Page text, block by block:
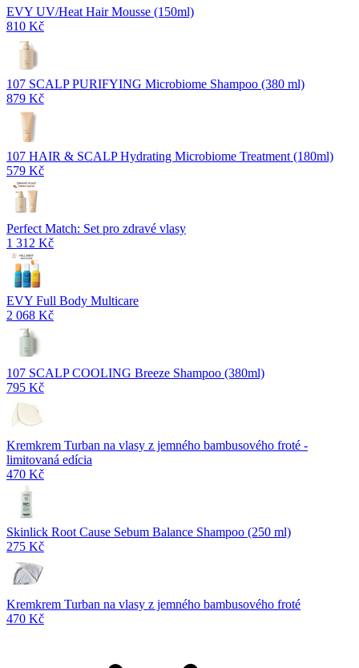
EVY UV/Heat Hair Mousse (150ml)
810 Kč
107 SCALP PURIFYING Microbiome Shampoo (380 ml)
879 Kč
107 HAIR & SCALP Hydrating Microbiome Treatment (180ml)
579 Kč
Perfect Match: Set pro zdravé vlasy
1 312 Kč
EVY Full Body Multicare
2 068 Kč
107 SCALP COOLING Breeze Shampoo (380ml)
795 Kč
Kremkrem Turban na vlasy z jemného bambusového froté -
limitovaná edícia
470 Kč
Skinlick Root Cause Sebum Balance Shampoo (250 ml)
275 Kč
Kremkrem Turban na vlasy z jemného bambusového froté
470 Kč